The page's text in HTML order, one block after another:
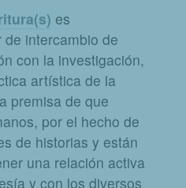
es
intercambio de
con la investigación,
artística de la
premisa de que
por el hecho de
de historias y están
una relación activa
y con los diversos